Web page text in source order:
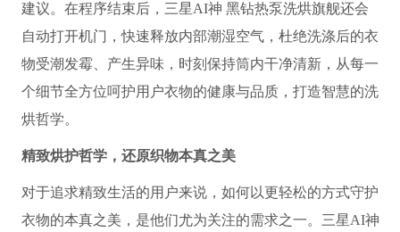
建议。在程序结束后，三星AI神 黑钻热泵洗烘旗舰还会
自动打开机门，快速释放内部潮湿空气，杜绝洗涤后的衣
物受潮发霉、产生异味，时刻保持筒内干净清新，从每一
个细节全方位呵护用户衣物的健康与品质，打造智慧的洗
烘哲学。
精致烘护哲学，还原织物本真之美
对于追求精致生活的用户来说，如何以更轻松的方式守护
衣物的本真之美，是他们尤为关注的需求之一。三星AI神